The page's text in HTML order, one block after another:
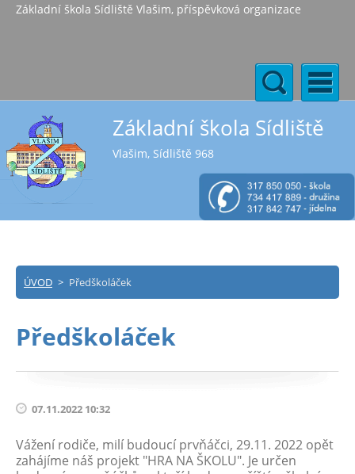
Základní škola Sídliště Vlašim, příspěvková organizace
Základní škola Sídliště
Vlašim, Sídliště 968
ÚVOD > Předškoláček
Předškoláček
07.11.2022 10:32
Vážení rodiče, milí budoucí prvňáčci, 29.11. 2022 opět
zahájíme náš projekt "HRA NA ŠKOLU". Je určen